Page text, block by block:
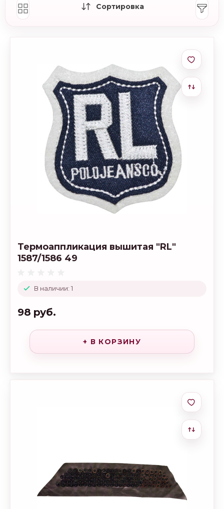
Сортировка
В наличии: 1
Термоаппликация вышитая "RL"
1587/1586 49
98 руб.
+ В КОРЗИНУ